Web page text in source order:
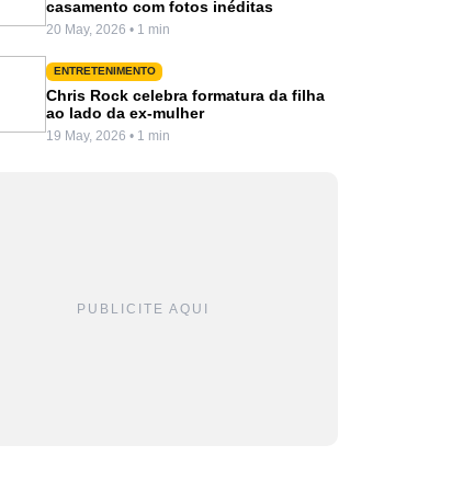
casamento com fotos inéditas
20 May, 2026 • 1 min
ENTRETENIMENTO
Chris Rock celebra formatura da filha
ao lado da ex-mulher
19 May, 2026 • 1 min
PUBLICITE AQUI